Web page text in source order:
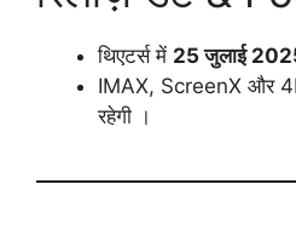
थिएटर्स में 25 जुलाई
IMAX, ScreenX और
रहेगी ।